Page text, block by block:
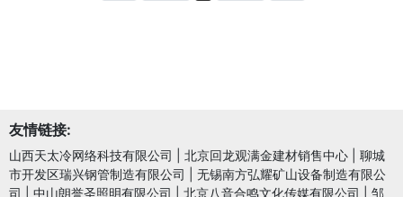
友情链接:
山西天太冷网络科技有限公司 北京回龙观满金建材销售中心
聊城
市开发区瑞兴钢管制造有限公司
无锡南方弘耀矿山设备制造有限公
司
中山朗誉圣照明有限公司 北京八音合鸣文化传媒有限公司
邹